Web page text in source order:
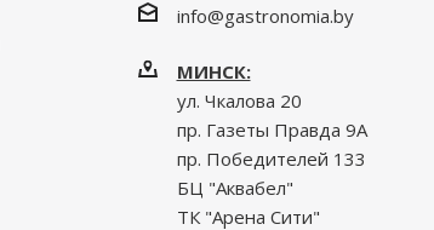
info@gastronomia.by
МИНСК:
ул. Чкалова 20
пр. Газеты Правда 9А
пр. Победителей 133
БЦ "Аквабел"
ТК "Арена Сити"